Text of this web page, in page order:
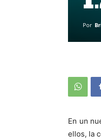
Por
En un
ellos, la